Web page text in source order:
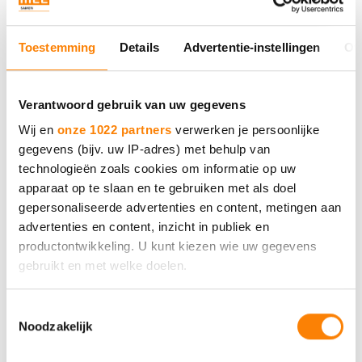
Toestemming Details Advertentie-instellingen
Verantwoord gebruik van uw gegevens
Wij en onze 1022 partners verwerken je persoonlijke
gegevens (bijv. uw IP-adres) met behulp van
technologieën zoals cookies om informatie op uw
apparaat op te slaan en te gebruiken met als doel
gepersonaliseerde advertenties en content, metingen aan
advertenties en content, inzicht in publiek en
productontwikkeling. U kunt kiezen wie uw gegevens
gebruikt en met welke doelen.
Informatie verzamelen over uw geografische locatie,
Noodzakelijk
Organisaties
Cliënten